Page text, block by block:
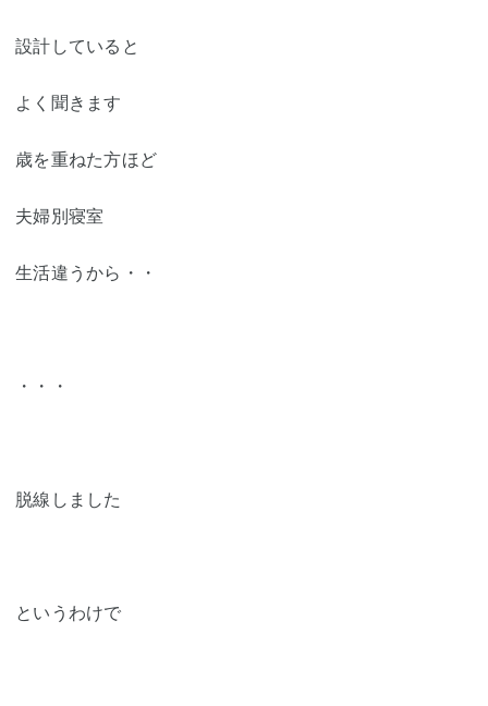
設計していると
よく聞きます
歳を重ねた方ほど
夫婦別寝室
生活違うから・・
・・・
脱線しました
というわけで